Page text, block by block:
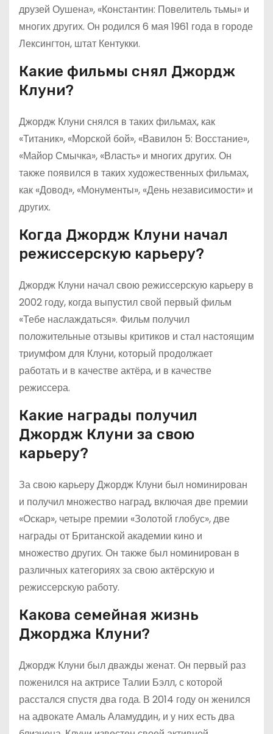
друзей Оушена», «Константин: Повелитель тьмы» и
многих других. Он родился 6 мая 1961 года в городе
Лексингтон, штат Кентукки.
Какие фильмы снял Джордж
Клуни?
Джордж Клуни снялся в таких фильмах, как
«Титаник», «Морской бой», «Вавилон 5: Восстание»,
«Майор Смычка», «Власть» и многих других. Он
также появился в таких художественных фильмах,
как «Довод», «Монументы», «День независимости» и
других.
Когда Джордж Клуни начал
режиссерскую карьеру?
Джордж Клуни начал свою режиссерскую карьеру в
2002 году, когда выпустил свой первый фильм
«Тебе наслаждаться». Фильм получил
положительные отзывы критиков и стал настоящим
триумфом для Клуни, который продолжает
работать и в качестве актёра, и в качестве
режиссера.
Какие награды получил
Джордж Клуни за свою
карьеру?
За свою карьеру Джордж Клуни был номинирован
и получил множество наград, включая две премии
«Оскар», четыре премии «Золотой глобус», две
награды от Британской академии кино и
множество других. Он также был номинирован в
различных категориях за свою актёрскую и
режиссерскую работу.
Какова семейная жизнь
Джорджа Клуни?
Джордж Клуни был дважды женат. Он первый раз
поженился на актрисе Талии Бэлл, с которой
расстался спустя два года. В 2014 году он женился
на адвокате Амаль Аламуддин, и у них есть два